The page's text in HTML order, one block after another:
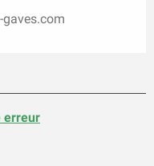
erreur